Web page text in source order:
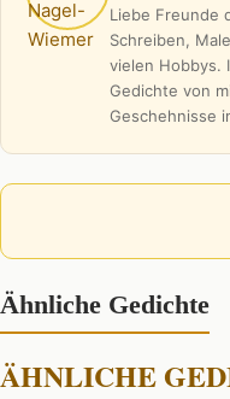
Liebe Freunde
Schreiben,
vielen Hobbys.
Gedichte von
Geschehnisse
Ähnliche Gedichte
ÄHNLICHE